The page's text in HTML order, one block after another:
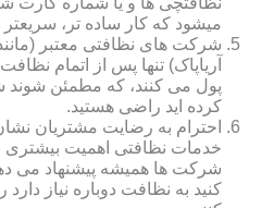
میشود که کار ساده تر، سریعتر
شرکت های نظافتی معتبر
آریاپاک) تنها پس از اتمام
پول می کنند، که مطمئن شوند
کرده اید راضی هستید.
احترام به رضایت مشتریان
خدمات نظافتی اهمیت بیشتری
شرکت ها همیشه پیشنهاد می
کنید به نظافت دوباره نیاز دارد